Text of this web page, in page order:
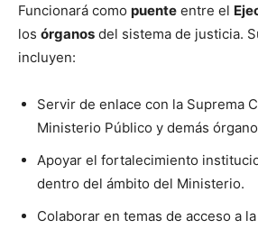
Funcionará como puente entre el
los órganos del sistema de justicia.
incluyen:
Servir de enlace con la Suprema
Ministerio Público y demás
Apoyar el fortalecimiento
dentro del ámbito del Ministerio.
Colaborar en temas de acceso a